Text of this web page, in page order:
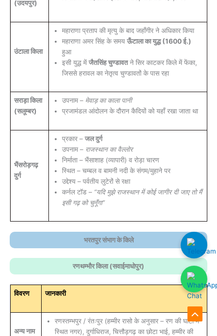
(उदयपुर)
उंटाला किला
महाराणा प्रताप की मृत्यु के बाद जहाँगीर ने अधिकार किया
महाराणा अमर सिंह के समय ऊँटाला का युद्ध (1600 ई.)
हुआ
इसी युद्ध मेंजैतसिंह चुण्डावतने सिर काटकर किले में फेंका,
जिससे हरावल का नेतृत्व चुण्डावतों के पास रहा
सराड़ा किला
(सलूम्बर)
उपनाम – मेवाड़ का काला पानी
प्रजामंडल आंदोलन के दौरान कैदियों को यहाँ रखा जाता था
भैंसरोड़गढ़
दुर्ग
प्रकार – जल दुर्ग
उपनाम – राजस्थान का वैल्लोर
निर्माता – भैंसाशाह (व्यापारी) व रोड़ा चारण
स्थित – चम्बल व बामनी नदी के संगम/मुहाने पर
उद्देश्य – पर्वतीय लुटेरों से रक्षा
कर्नल टॉड – “यदि मुझे राजस्थान में कोई जागीर दी जाए तो मैं
इसी गढ़ को चुनूँगा”
भरतपुर संभाग के किले
रणथम्भौर किला (सवाईमाधोपुर)
विवरण जानकारी
अन्य नाम
रणस्तम्भपुर / रंतःपुर (हम्मीर रासो के अनुसार – रण की घाटी में
स्थित नगर), दुर्गाधिराज, चित्तौड़गढ़ का छोटा भाई, हम्मीर की
Scroll